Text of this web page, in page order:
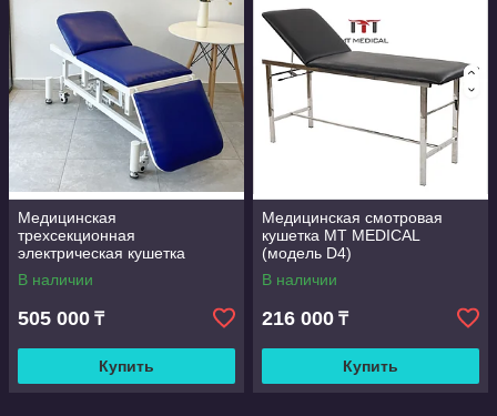
Медицинская
трехсекционная
электрическая кушетка
В наличии
505 000 ₸
Купить
Медицинская смотровая
кушетка MT MEDICAL
(модель D4)
В наличии
216 000 ₸
Купить